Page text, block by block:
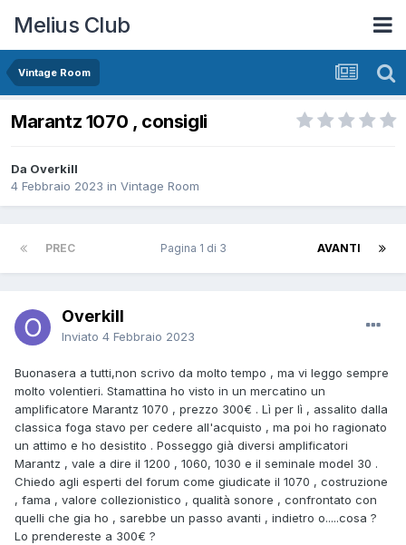
Melius Club
Vintage Room
Marantz 1070 , consigli
Da Overkill
4 Febbraio 2023 in Vintage Room
PREC AVANTI
Pagina 1 di 3
Overkill
Inviato 4 Febbraio 2023
Buonasera a tutti,non scrivo da molto tempo , ma vi leggo sempre
molto volentieri. Stamattina ho visto in un mercatino un
amplificatore Marantz 1070 , prezzo 300€ . Lì per lì , assalito dalla
classica foga stavo per cedere all'acquisto , ma poi ho ragionato
un attimo e ho desistito . Posseggo già diversi amplificatori
Marantz , vale a dire il 1200 , 1060, 1030 e il seminale model 30 .
Chiedo agli esperti del forum come giudicate il 1070 , costruzione
, fama , valore collezionistico , qualità sonore , confrontato con
quelli che gia ho , sarebbe un passo avanti , indietro o.....cosa ?
Lo prendereste a 300€ ?